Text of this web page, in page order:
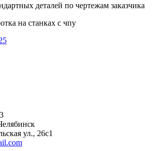
деталей по чертежам заказчика
на станках с чпу
ул., 26с1